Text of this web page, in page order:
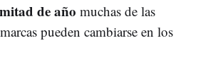
de año muchas de las
pueden cambiarse en los